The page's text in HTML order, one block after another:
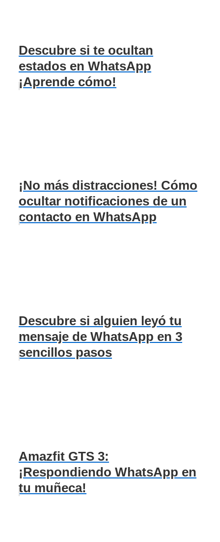
Descubre si te ocultan
estados en WhatsApp
¡Aprende cómo!
¡No más distracciones! Cómo
ocultar notificaciones de un
contacto en WhatsApp
Descubre si alguien leyó tu
mensaje de WhatsApp en 3
sencillos pasos
Amazfit GTS 3:
¡Respondiendo WhatsApp en
tu muñeca!